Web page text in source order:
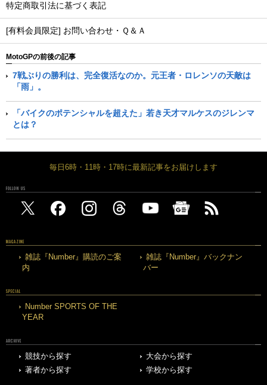
特定商取引法に基づく表記
[有料会員限定] お問い合わせ・Ｑ＆Ａ
MotoGPの前後の記事
7戦ぶりの勝利は、完全復活なのか。元王者・ロレンソの天敵は
「雨」。
「バイクのポテンシャルを超えた」若き天才マルケスのジレンマ
とは？
毎日6時・11時・17時に最新記事をお届けします
FOLLOW US
MAGAZINE
雑誌『Number』購読のご案
内
雑誌『Number』バックナン
バー
SPECIAL
Number SPORTS OF THE
YEAR
ARCHIVE
競技から探す
大会から探す
著者から探す
学校から探す